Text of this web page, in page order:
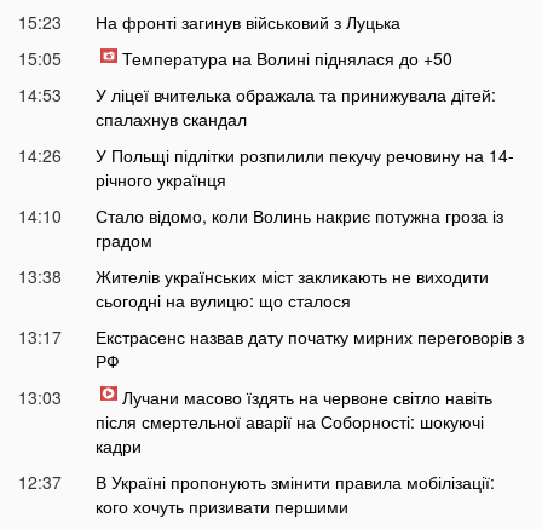
15:23
На фронті загинув військовий з Луцька
15:05
Температура на Волині піднялася до +50
14:53
У ліцеї вчителька ображала та принижувала дітей:
спалахнув скандал
14:26
У Польщі підлітки розпилили пекучу речовину на 14-
річного українця
14:10
Стало відомо, коли Волинь накриє потужна гроза із
градом
13:38
Жителів українських міст закликають не виходити
сьогодні на вулицю: що сталося
13:17
Екстрасенс назвав дату початку мирних переговорів з
РФ
13:03
Лучани масово їздять на червоне світло навіть
після смертельної аварії на Соборності: шокуючі
кадри
12:37
В Україні пропонують змінити правила мобілізації:
кого хочуть призивати першими